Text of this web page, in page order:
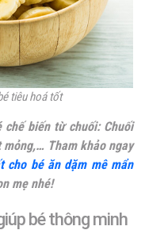
tiêu hoá tốt
chế biến từ chuối: Chuối
mỏng,… Tham khảo ngay
cho bé ăn dặm mê mẩn
mẹ nhé!
bé thông minh